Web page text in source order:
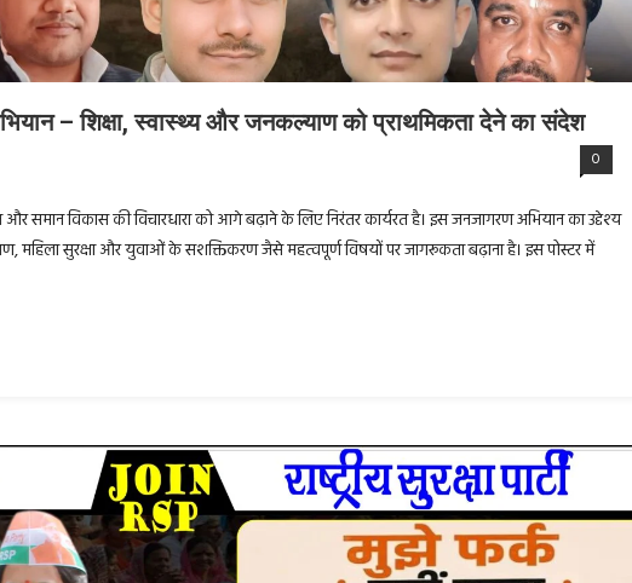
– शिक्षा, स्वास्थ्य और जनकल्याण को प्राथमिकता देने का संदेश
0
और समान विकास की विचारधारा को आगे बढ़ाने के लिए निरंतर कार्यरत है। इस जनजागरण अभियान का उद्देश्य
महिला सुरक्षा और युवाओं के सशक्तिकरण जैसे महत्वपूर्ण विषयों पर जागरूकता बढ़ाना है। इस पोस्टर में